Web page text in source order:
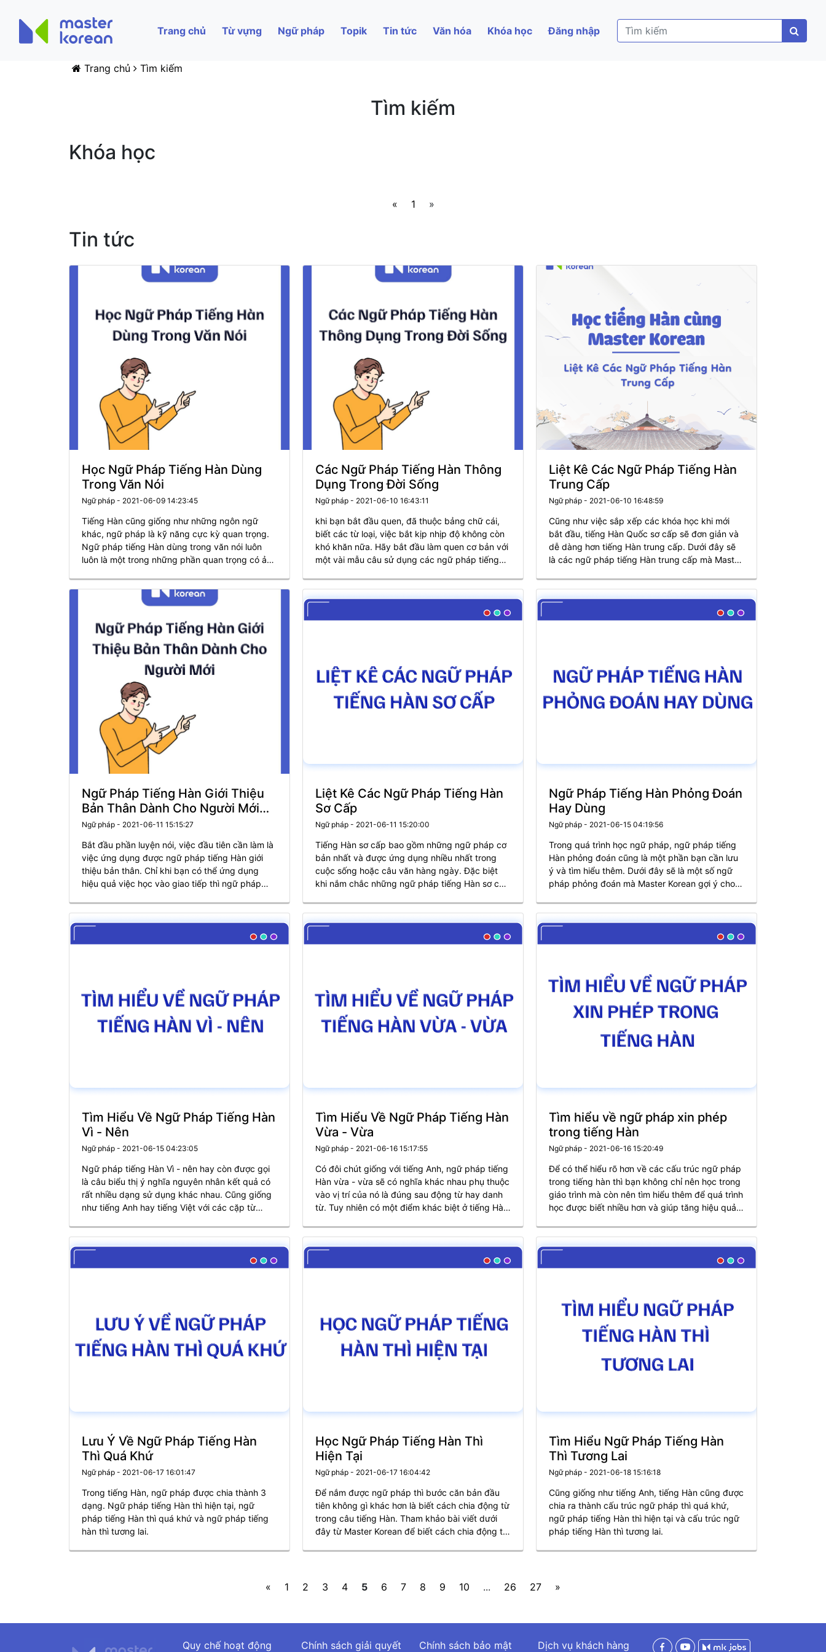
Trang chủ Từ vựng Ngữ pháp Topik Tin tức Văn hóa Khóa học Đăng nhập
Trang chủ Tìm kiếm
Tìm kiếm
Khóa học
« 1 »
Tin tức
Học Ngữ Pháp Tiếng Hàn Dùng
Trong Văn Nói
Ngữ pháp - 2021-06-09 14:23:45
Tiếng Hàn cũng giống như những ngôn ngữ
khác, ngữ pháp là kỹ năng cực kỳ quan trọng.
Ngữ pháp tiếng Hàn dùng trong văn nói luôn
luôn là một trong những phần quan trọng có ảnh
Các Ngữ Pháp Tiếng Hàn Thông
Dụng Trong Đời Sống
Ngữ pháp - 2021-06-10 16:43:11
khi bạn bắt đầu quen, đã thuộc bảng chữ cái,
biết các từ loại, việc bắt kịp nhịp độ không còn
khó khăn nữa. Hãy bắt đầu làm quen cơ bản với
một vài mẫu câu sử dụng các ngữ pháp tiếng
Liệt Kê Các Ngữ Pháp Tiếng Hàn
Trung Cấp
Ngữ pháp - 2021-06-10 16:48:59
Cũng như việc sắp xếp các khóa học khi mới
bắt đầu, tiếng Hàn Quốc sơ cấp sẽ đơn giản và
dễ dàng hơn tiếng Hàn trung cấp. Dưới đây sẽ
là các ngữ pháp tiếng Hàn trung cấp mà Master
Ngữ Pháp Tiếng Hàn Giới Thiệu
Bản Thân Dành Cho Người Mới
Bắt Đầu
Ngữ pháp - 2021-06-11 15:15:27
Bắt đầu phần luyện nói, việc đầu tiên cần làm là
việc ứng dụng được ngữ pháp tiếng Hàn giới
thiệu bản thân. Chỉ khi bạn có thể ứng dụng
hiệu quả việc học vào giao tiếp thì ngữ pháp
câu giới thiệu bản thân dành cho người mới bắt
Liệt Kê Các Ngữ Pháp Tiếng Hàn
Sơ Cấp
Ngữ pháp - 2021-06-11 15:20:00
Tiếng Hàn sơ cấp bao gồm những ngữ pháp cơ
bản nhất và được ứng dụng nhiều nhất trong
cuộc sống hoặc câu văn hàng ngày. Đặc biệt
khi nắm chắc những ngữ pháp tiếng Hàn sơ cấp
Ngữ Pháp Tiếng Hàn Phỏng Đoán
Hay Dùng
Ngữ pháp - 2021-06-15 04:19:56
Trong quá trình học ngữ pháp, ngữ pháp tiếng
Hàn phỏng đoán cũng là một phần bạn cần lưu
ý và tìm hiểu thêm. Dưới đây sẽ là một số ngữ
pháp phỏng đoán mà Master Korean gợi ý cho
Tìm Hiểu Về Ngữ Pháp Tiếng Hàn
Vì - Nên
Ngữ pháp - 2021-06-15 04:23:05
Ngữ pháp tiếng Hàn Vì - nên hay còn được gọi
là câu biểu thị ý nghĩa nguyên nhân kết quả có
rất nhiều dạng sử dụng khác nhau. Cũng giống
như tiếng Anh hay tiếng Việt với các cặp từ
quả….). Ngữ pháp tiếng Hàn cũng đa dạng
không kém với nhiều từ, cặp từ biểu thị cùng
một ý nghĩa này.
Tìm Hiểu Về Ngữ Pháp Tiếng Hàn
Vừa - Vừa
Ngữ pháp - 2021-06-16 15:17:55
Có đôi chút giống với tiếng Anh, ngữ pháp tiếng
Hàn vừa - vừa sẽ có nghĩa khác nhau phụ thuộc
vào vị trí của nó là đúng sau động từ hay danh
từ. Tuy nhiên có một điểm khác biệt ở tiếng Hàn
Tìm hiểu về ngữ pháp xin phép
trong tiếng Hàn
Ngữ pháp - 2021-06-16 15:20:49
Để có thể hiểu rõ hơn về các cấu trúc ngữ pháp
trong tiếng hàn thì bạn không chỉ nên học trong
giáo trình mà còn nên tìm hiểu thêm để quá trình
học được biết nhiều hơn và giúp tăng hiệu quả
Lưu Ý Về Ngữ Pháp Tiếng Hàn
Thì Quá Khứ
Ngữ pháp - 2021-06-17 16:01:47
Trong tiếng Hàn, ngữ pháp được chia thành 3
dạng. Ngữ pháp tiếng Hàn thì hiện tại, ngữ
pháp tiếng Hàn thì quá khứ và ngữ pháp tiếng
hàn thì tương lai.
Học Ngữ Pháp Tiếng Hàn Thì
Hiện Tại
Ngữ pháp - 2021-06-17 16:04:42
Để nắm được ngữ pháp thì bước căn bản đầu
tiên không gì khác hơn là biết cách chia động từ
trong câu tiếng Hàn. Tham khảo bài viết dưới
đây từ Master Korean để biết cách chia động từ
Tìm Hiểu Ngữ Pháp Tiếng Hàn
Thì Tương Lai
Ngữ pháp - 2021-06-18 15:16:18
Cũng giống như tiếng Anh, tiếng Hàn cũng được
chia ra thành cấu trúc ngữ pháp thì quá khứ,
ngữ pháp tiếng Hàn thì hiện tại và cấu trúc ngữ
pháp tiếng Hàn thì tương lai.
« 1 2 3 4 5 6 7 8 9 10 ... 26 27 »
Quy chế hoạt động Chính sách giải quyết Chính sách bảo mật Dịch vụ khách hàng